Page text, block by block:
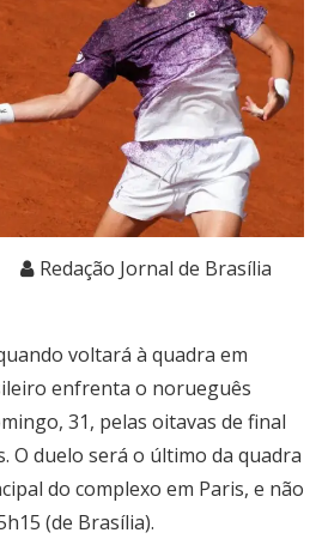
Redação Jornal de Brasília
voltará à quadra em
enfrenta o norueguês
31, pelas oitavas de final
O duelo será o último da quadra
do complexo em Paris, e não
(de Brasília).